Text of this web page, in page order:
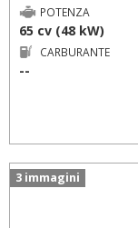
POTENZA
65 cv (48 kW)
CARBURANTE
--
3 immagini